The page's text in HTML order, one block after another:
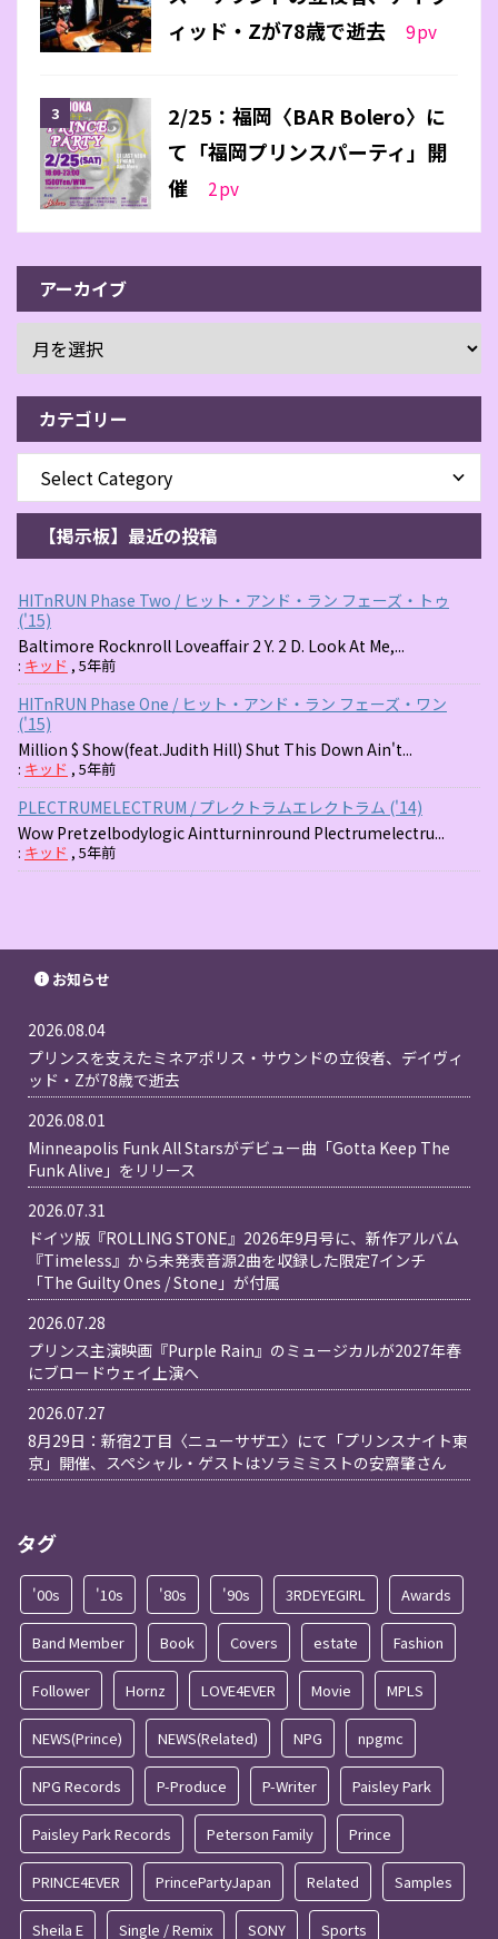
ィッド・Zが78歳で逝去
9pv
2/25：福岡〈BAR Bolero〉に
て「福岡プリンスパーティ」開
催
2pv
アーカイブ
カテゴリー
【掲示板】最近の投稿
HITnRUN Phase Two / ヒット・アンド・ラン フェーズ・トゥ
('15)
Baltimore Rocknroll Loveaffair 2 Y. 2 D. Look At Me,...
: キッド , 5年前
HITnRUN Phase One / ヒット・アンド・ラン フェーズ・ワン
('15)
Million $ Show(feat.Judith Hill) Shut This Down Ain't...
: キッド , 5年前
PLECTRUMELECTRUM / プレクトラムエレクトラム ('14)
Wow Pretzelbodylogic Aintturninround Plectrumelectru...
: キッド , 5年前
お知らせ
2026.08.04
プリンスを支えたミネアポリス・サウンドの立役者、デイヴィ
ッド・Zが78歳で逝去
2026.08.01
Minneapolis Funk All Starsがデビュー曲「Gotta Keep The
Funk Alive」をリリース
2026.07.31
ドイツ版『ROLLING STONE』2026年9月号に、新作アルバム
『Timeless』から未発表音源2曲を収録した限定7インチ
「The Guilty Ones / Stone」が付属
2026.07.28
プリンス主演映画『Purple Rain』のミュージカルが2027年春
にブロードウェイ上演へ
2026.07.27
8月29日：新宿2丁目〈ニューサザエ〉にて「プリンスナイト東
京」開催、スペシャル・ゲストはソラミミストの安齋肇さん
タグ
'00s '10s '80s '90s 3RDEYEGIRL Awards
Band Member Book Covers estate Fashion
Follower Hornz LOVE4EVER Movie MPLS
NEWS(Prince) NEWS(Related) NPG npgmc
NPG Records P-Produce P-Writer Paisley Park
Paisley Park Records Peterson Family Prince
PRINCE4EVER PrincePartyJapan Related Samples
Sheila E Single / Remix SONY Sports